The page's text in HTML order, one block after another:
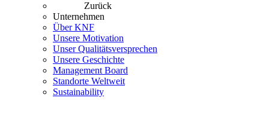
Zurück
Unternehmen
Über KNF
Unsere Motivation
Unser Qualitätsversprechen
Unsere Geschichte
Management Board
Standorte Weltweit
Sustainability